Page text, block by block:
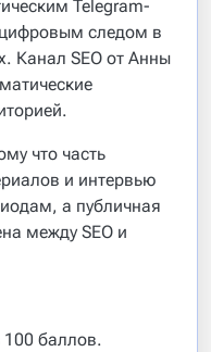
Telegram-
следом в
Канал SEO от Анны
что часть
и интервью
а публичная
между SEO и
баллов.